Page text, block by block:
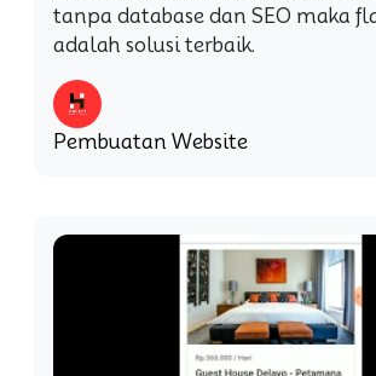
tanpa database dan SEO maka
adalah solusi terbaik.
Pembuatan Website